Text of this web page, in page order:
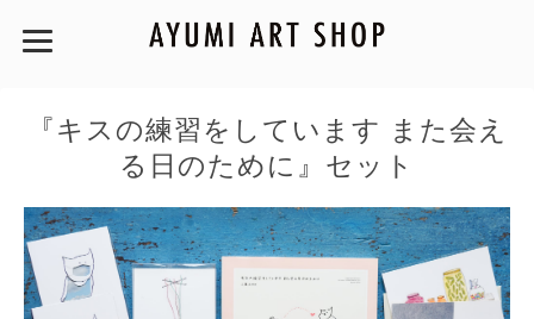
『キスの練習をしています また会え
る日のために』セット